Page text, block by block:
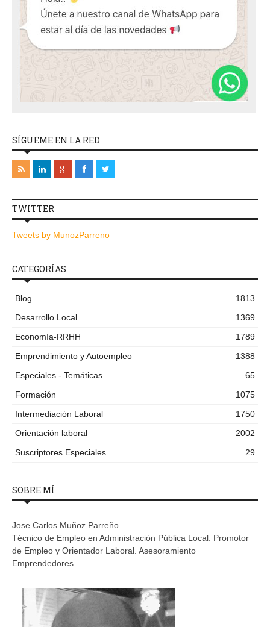
SÍGUEME EN LA RED
TWITTER
Tweets by MunozParreno
CATEGORÍAS
Blog
1813
Desarrollo Local
1369
Economía-RRHH
1789
Emprendimiento y Autoempleo
1388
Especiales - Temáticas
65
Formación
1075
Intermediación Laboral
1750
Orientación laboral
2002
Suscriptores Especiales
29
SOBRE MÍ
Jose Carlos Muñoz Parreño
Técnico de Empleo en Administración Pública Local. Promotor
de Empleo y Orientador Laboral. Asesoramiento
Emprendedores